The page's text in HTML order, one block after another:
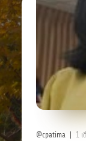
@cpatima 1